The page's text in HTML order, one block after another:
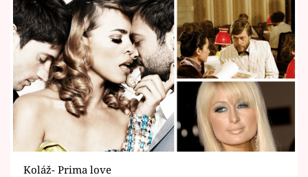
Seriály
Horoskopy
Sledujte prima+
Filmový festival Karlovy Vary
Koláž- Prima love